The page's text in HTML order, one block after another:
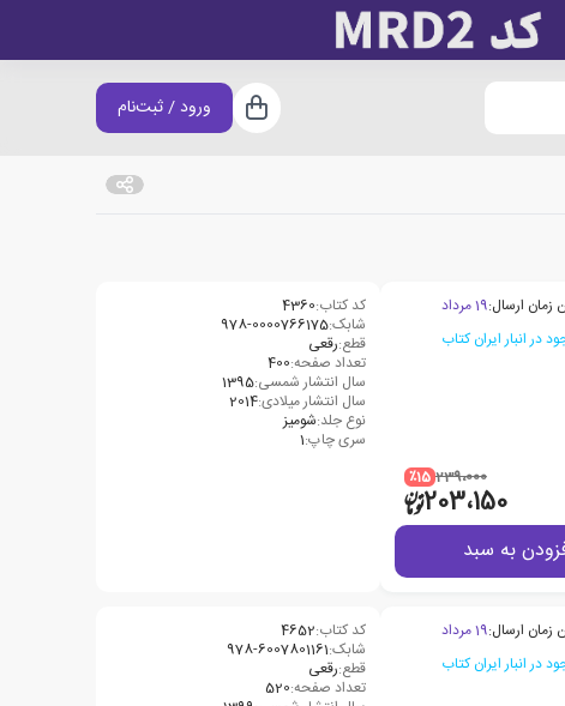
سبد خرید
ورود / ثبت‌نام
زمان ارسال:19 مرداد
239،000 ٪15
203،150
به سبد
کد کتاب:4360
شابک:978-0000766175
قطع:رقعی
تعداد صفحه:400
سال انتشار شمسی:1395
سال انتشار میلادی:2014
نوع جلد:شومیز
سری چاپ:1
زمان ارسال:19 مرداد
کد کتاب:4652
شابک:978-6007801161
قطع:رقعی
تعداد صفحه:520